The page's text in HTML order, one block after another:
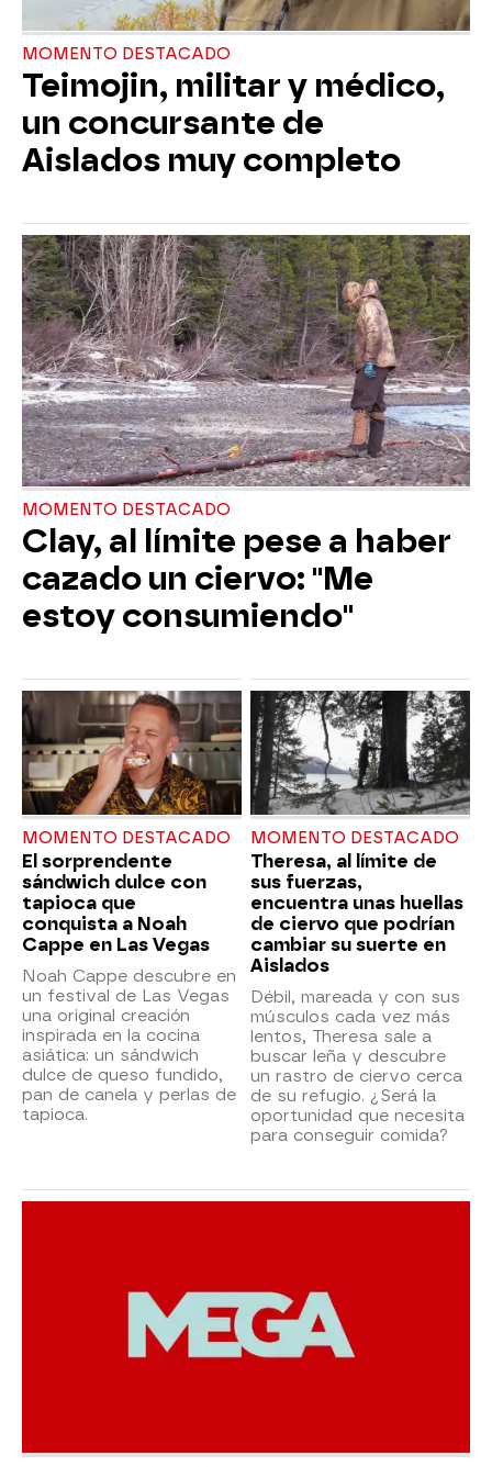
MOMENTO DESTACADO
Teimojin, militar y médico,
un concursante de
Aislados muy completo
MOMENTO DESTACADO
Clay, al límite pese a haber
cazado un ciervo: "Me
estoy consumiendo"
MOMENTO DESTACADO
El sorprendente
sándwich dulce con
tapioca que
conquista a Noah
Cappe en Las Vegas
Noah Cappe descubre en
un festival de Las Vegas
una original creación
inspirada en la cocina
asiática: un sándwich
dulce de queso fundido,
pan de canela y perlas de
tapioca.
MOMENTO DESTACADO
Theresa, al límite de
sus fuerzas,
encuentra unas huellas
de ciervo que podrían
cambiar su suerte en
Aislados
Débil, mareada y con sus
músculos cada vez más
lentos, Theresa sale a
buscar leña y descubre
un rastro de ciervo cerca
de su refugio. ¿Será la
oportunidad que necesita
para conseguir comida?